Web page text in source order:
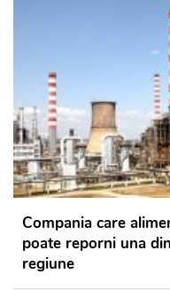
Compania care
poate reporni una
regiune